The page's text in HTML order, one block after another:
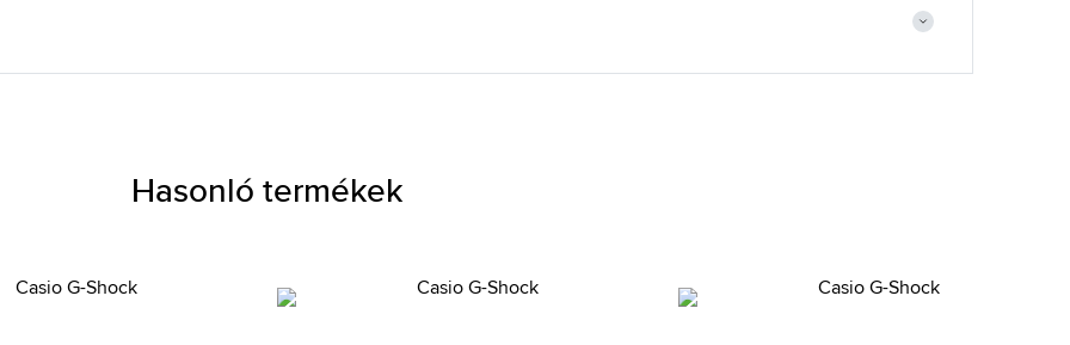
Hasonló termékek